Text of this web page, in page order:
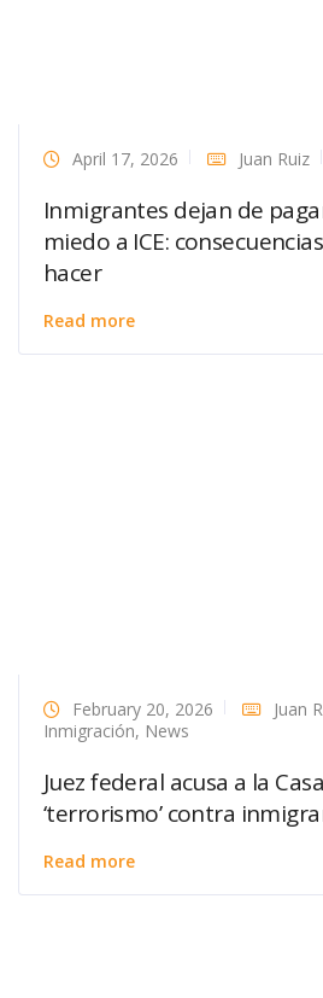
April 17, 2026 Juan Ruiz
Inmigrantes dejan de
miedo a ICE:
hacer
Read more
February 20, 2026
Juan
Inmigración, News
Juez federal acusa a la
‘terrorismo’ contra
Read more